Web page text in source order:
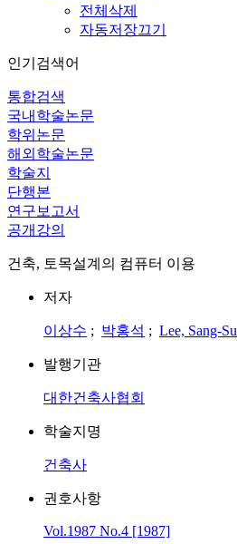
전체삭제
자동저장끄기
인기검색어
통합검색
국내학술논문
학위논문
해외학술논문
학술지
단행본
연구보고서
공개강의
건축, 토목설계의 컴퓨터 이용
저자
이상수 ; 박홍석 ; Lee, Sang-Su
발행기관
대한건축사협회
학술지명
건축사
권호사항
Vol.1987 No.4 [1987]